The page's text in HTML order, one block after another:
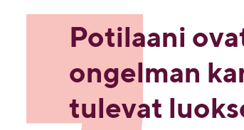
Potilaani
ongelman
tulevat